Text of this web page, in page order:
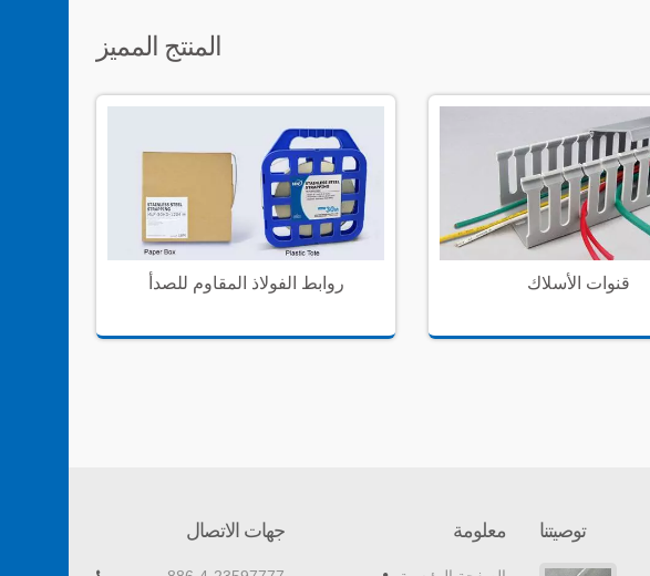
المنتج المميز
روابط الفولاذ المقاوم للصدأ قنوات الأسلاك
جهات الاتصال معلومة توصيتنا